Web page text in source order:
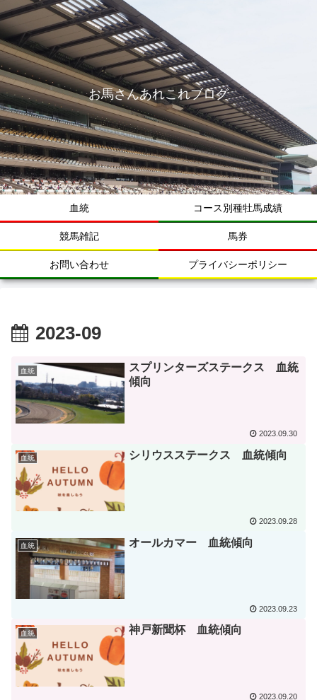
お馬さんあれこれブログ
血統 コース別種牡馬成績
競馬雑記 馬券
お問い合わせ プライバシーポリシー
2023-09
血統
スプリンターズステークス 血統
傾向
2023.09.30
血統 シリウスステークス 血統傾向
2023.09.28
血統 オールカマー 血統傾向
2023.09.23
血統 神戸新聞杯 血統傾向
2023.09.20